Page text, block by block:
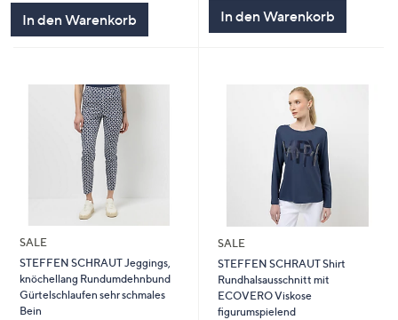
In den Warenkorb In den Warenkorb
SALE
STEFFEN SCHRAUT Jeggings,
knöchellang Rundumdehnbund
Gürtelschlaufen sehr schmales
Bein
SALE
STEFFEN SCHRAUT Shirt
Rundhalsausschnitt mit
ECOVERO Viskose
figurumspielend